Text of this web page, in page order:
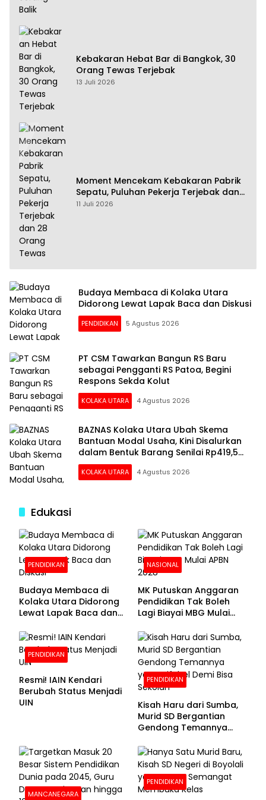
Kebakaran Hebat Bar di Bangkok, 30
Orang Tewas Terjebak
13 Juli 2026
Moment Mencekam Kebakaran Pabrik
Sepatu, Puluhan Pekerja Terjebak dan
28 Orang Tewas
11 Juli 2026
Budaya Membaca di Kolaka Utara
Didorong Lewat Lapak Baca dan Diskusi
PENDIDIKAN 5 Agustus 2026
PT CSM Tawarkan Bangun RS Baru
sebagai Pengganti RS Patoa, Begini
Respons Sekda Kolut
KOLAKA UTARA 4 Agustus 2026
BAZNAS Kolaka Utara Ubah Skema
Bantuan Modal Usaha, Kini Disalurkan
dalam Bentuk Barang Senilai Rp419,5
Juta
KOLAKA UTARA 4 Agustus 2026
Edukasi
PENDIDIKAN
Budaya Membaca di
Kolaka Utara Didorong
Lewat Lapak Baca dan
NASIONAL
MK Putuskan Anggaran
Pendidikan Tak Boleh
Lagi Biayai MBG Mulai
PENDIDIKAN
Resmi! IAIN Kendari
Berubah Status Menjadi
UIN
PENDIDIKAN
Kisah Haru dari Sumba,
Murid SD Bergantian
Gendong Temannya
Sekolah
MANCANEGARA
PENDIDIKAN